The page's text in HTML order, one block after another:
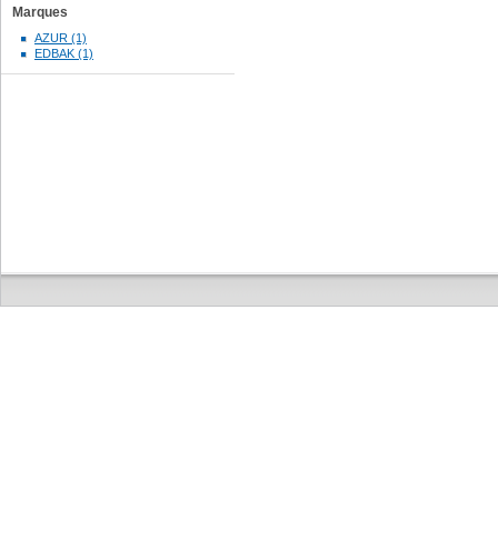
Marques
AZUR (1)
EDBAK (1)